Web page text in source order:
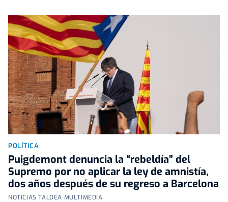
POLÍTICA
Puigdemont denuncia la “rebeldía” del
Supremo por no aplicar la ley de amnistía,
dos años después de su regreso a Barcelona
NOTICIAS TALDEA MULTIMEDIA